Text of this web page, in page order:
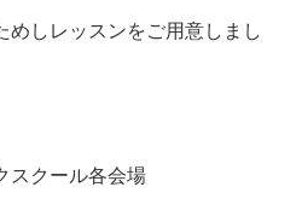
めしレッスンをご用意しまし
スクール各会場